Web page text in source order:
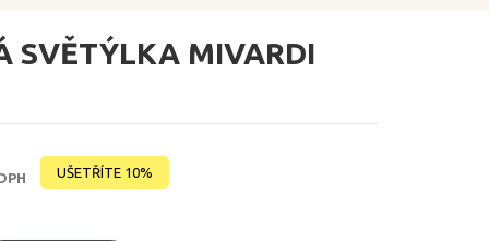
SVĚTÝLKA MIVARDI
UŠETŘÍTE 10%